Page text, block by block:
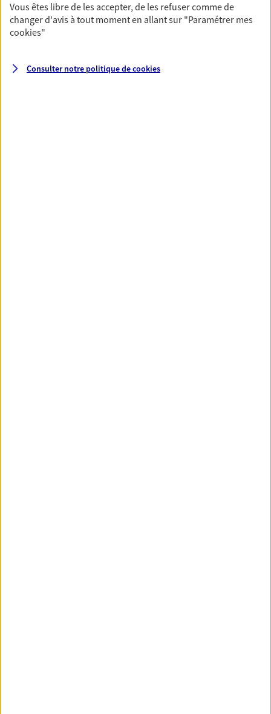
Stephane Boudou
94100 St Maur Des Fosses
Vous êtes libre de les accepter, de les refuser comme de
changer d'avis à tout moment en allant sur "Paramétrer mes
cookies"
Consulter notre politique decookies